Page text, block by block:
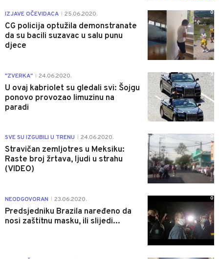
IZJAVE OČEVIDACA 25.06.2020.
CG policija optužila demonstranate
da su bacili suzavac u salu punu
djece
0
"ZVERKA" 24.06.2020.
U ovaj kabriolet su gledali svi: Šojgu
ponovo provozao limuzinu na
paradi
0
SVE SU IZGUBILI U TRENU 24.06.2020.
Stravičan zemljotres u Meksiku:
Raste broj žrtava, ljudi u strahu
(VIDEO)
0
NEODGOVORAN 23.06.2020.
Predsjedniku Brazila naređeno da
nosi zaštitnu masku, ili slijedi...
0